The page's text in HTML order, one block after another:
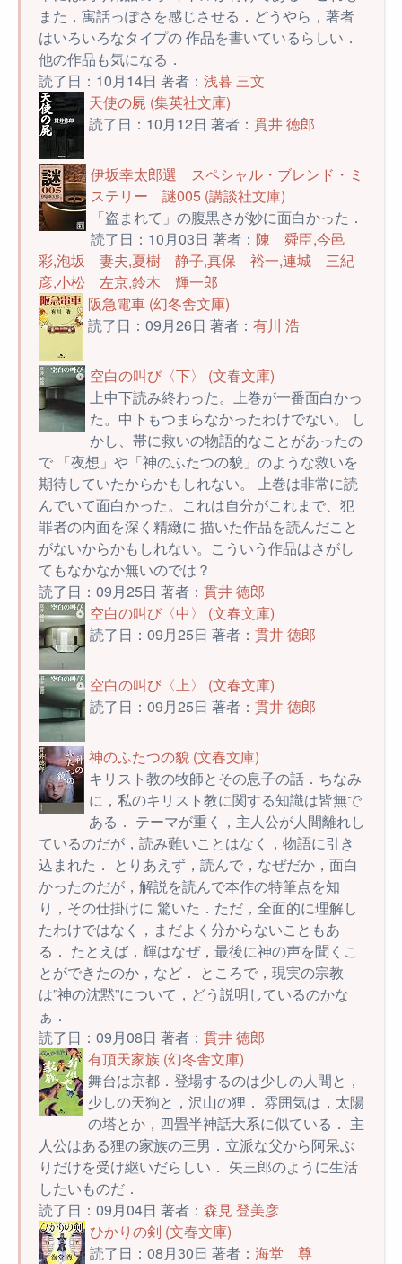
また，寓話っぽさを感じさせる．どうやら，著者
はいろいろなタイプの 作品を書いているらしい．
他の作品も気になる．
読了日：10月14日 著者： 浅暮 三文
天使の屍 (集英社文庫)
読了日：10月12日 著者： 貫井 徳郎
伊坂幸太郎選 スペシャル・ブレンド・ミ
ステリー 謎005 (講談社文庫)
「盗まれて」の腹黒さが妙に面白かった．
読了日：10月03日 著者： 陳 舜臣,今邑
彩,泡坂 妻夫,夏樹 静子,真保 裕一,連城 三紀
彦,小松 左京,鈴木 輝一郎
阪急電車 (幻冬舎文庫)
読了日：09月26日 著者： 有川 浩
空白の叫び〈下〉 (文春文庫)
上中下読み終わった。上巻が一番面白かっ
た。中下もつまらなかったわけでない。 し
かし、帯に救いの物語的なことがあったの
で 「夜想」や「神のふたつの貌」のような救いを
期待していたからかもしれない。 上巻は非常に読
んでいて面白かった。これは自分がこれまで、犯
罪者の内面を深く精緻に 描いた作品を読んだこと
がないからかもしれない。こういう作品はさがし
てもなかなか無いのでは？
読了日：09月25日 著者： 貫井 徳郎
空白の叫び〈中〉 (文春文庫)
読了日：09月25日 著者： 貫井 徳郎
空白の叫び〈上〉 (文春文庫)
読了日：09月25日 著者： 貫井 徳郎
神のふたつの貌 (文春文庫)
キリスト教の牧師とその息子の話．ちなみ
に，私のキリスト教に関する知識は皆無で
ある． テーマが重く，主人公が人間離れし
ているのだが，読み難いことはなく，物語に引き
込まれた． とりあえず，読んで，なぜだか，面白
かったのだが，解説を読んで本作の特筆点を知
り，その仕掛けに 驚いた．ただ，全面的に理解し
たわけではなく，まだよく分からないこともあ
る． たとえば，輝はなぜ，最後に神の声を聞くこ
とができたのか，など． ところで，現実の宗教
は”神の沈黙”について，どう説明しているのかな
ぁ．
読了日：09月08日 著者： 貫井 徳郎
有頂天家族 (幻冬舎文庫)
舞台は京都．登場するのは少しの人間と，
少しの天狗と，沢山の狸． 雰囲気は，太陽
の塔とか，四畳半神話大系に似ている． 主
人公はある狸の家族の三男．立派な父から阿呆ぶ
りだけを受け継いだらしい． 矢三郎のように生活
したいものだ．
読了日：09月04日 著者： 森見 登美彦
ひかりの剣 (文春文庫)
読了日：08月30日 著者： 海堂 尊